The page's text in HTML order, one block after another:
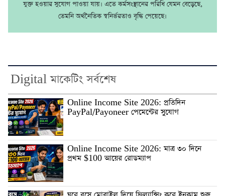
যুক্ত হওয়ার সুযোগ পাওয়া যায়। এতে কর্মসংস্থানের পরিধি যেমন বেড়েছে,
তেমনি অর্থনৈতিক স্বনির্ভরতাও বৃদ্ধি পেয়েছে।
Digital মাকেটিং সর্বশেষ
Online Income Site 2026: প্রতিদিন
PayPal/Payoneer পেমেন্টের সুযোগ
Online Income Site 2026: মাত্র ৩০ দিনে
প্রথম $100 আয়ের রোডম্যাপ